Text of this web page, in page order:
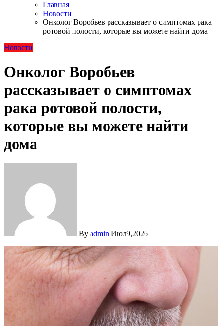
Главная
Новости
Онколог Воробьев рассказывает о симптомах рака
ротовой полости, которые вы можете найти дома
Новости
Онколог Воробьев
рассказывает о симптомах
рака ротовой полости,
которые вы можете найти
дома
By admin Июл9,2026